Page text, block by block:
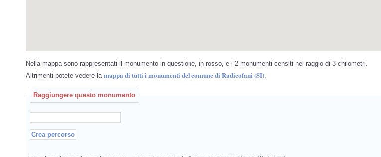
Nella mappa sono rappresentati il monumento in questione, in rosso, e i 2 monumenti censiti nel raggio di 3 chilometri.
Altrimenti potete vedere la mappa di tutti i monumenti del comune di Radicofani (SI)
Raggiungere questo monumento